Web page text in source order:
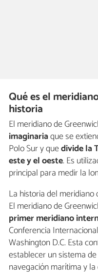
Qué es el
historia
El meridiano de
imaginariaque se
Polo Sur y quedivide la
este y el oeste. Es
principal para medir la
La historia del
El meridiano de
primer meridiano
Conferencia
Washington D.C. Esta
establecer un sistema
navegación marítima y